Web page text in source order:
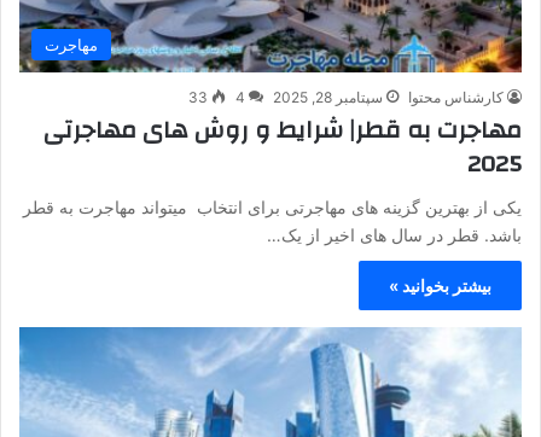
مهاجرت
کارشناس محتوا سپتامبر 28, 2025 4
33
مهاجرت به قطر| شرایط و روش های مهاجرتی
2025
یکی از بهترین گزینه های مهاجرتی برای انتخاب میتواند مهاجرت به قطر
باشد. قطر در سال‌ های اخیر از یک…
بیشتر بخوانید »